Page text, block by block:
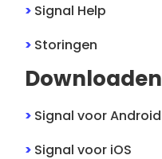
> Signal Help
> Storingen
Downloaden
> SignalvoorAndroid
> Signalvoor iOS